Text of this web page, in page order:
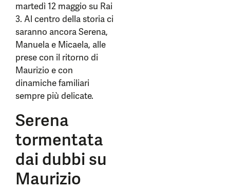
martedì 12 maggio su Rai
3. Al centro della storia ci
saranno ancora Serena,
Manuela e Micaela, alle
prese con il ritorno di
Maurizio e con
dinamiche familiari
sempre più delicate.
Serena
tormentata
dai dubbi su
Maurizio